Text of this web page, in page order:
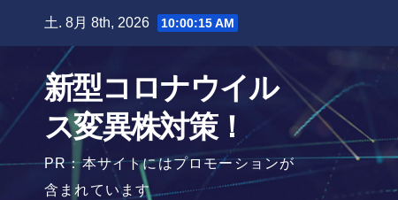
土. 8月 8th, 2026 10:00:16 AM
新型コロナウイル
ス変異株対策！
PR：本サイトにはプロモーションが
含まれています